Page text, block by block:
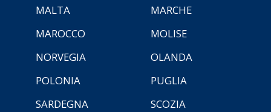
MALTA
MARCHE
MAROCCO
MOLISE
NORVEGIA
OLANDA
POLONIA
PUGLIA
SARDEGNA
SCOZIA